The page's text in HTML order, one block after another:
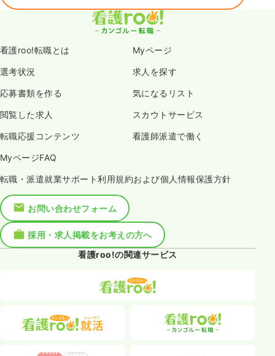
看護roo!転職とは Myページ
選考状況 求人を探す
応募書類を作る 気になるリスト
閲覧した求人 スカウトサービス
転職応援コンテンツ 看護師派遣で働く
MyページFAQ
転職・派遣就業サポート利用規約および個人情報保護方針
お問い合わせフォーム
採用・求人掲載をお考えの方へ
看護roo!の関連サービス